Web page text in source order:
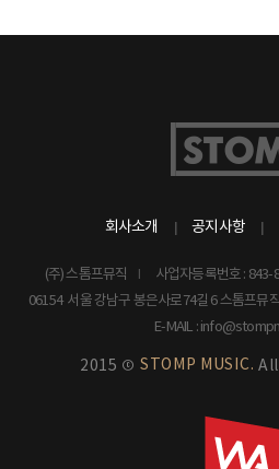
회사소개 공지사항
(주) 스톰프뮤직 사업자등록번호 : 843-
06154 서울 강남구 봉은사로74길 6 스톰프뮤
E-MAIL :
2015 © STOMP MUSIC.